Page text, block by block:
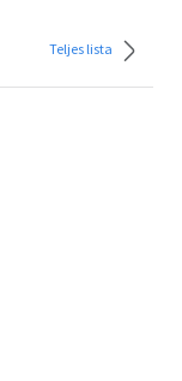
Teljes lista